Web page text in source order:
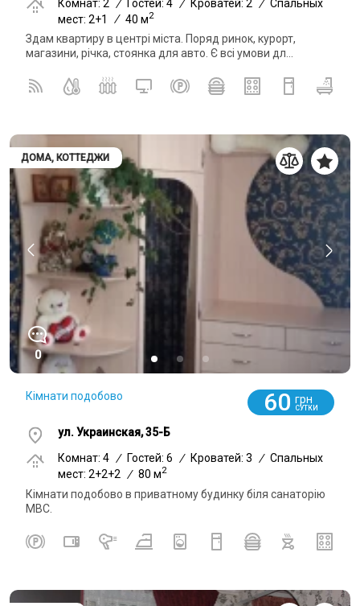
Комнат: 2
/ Гостей: 4 / Кроватей: 2 / Спальных
мест: 2+1
/ 40 м2
Здам квартиру в центрі міста. Поряд ринок, курорт,
магазини, річка, стоянка для авто. Є всі умови дл...
ДОМА, КОТТЕДЖИ
0
Кімнати подобово 60 грн
СУТКИ
ул. Украинская, 35-Б
Комнат: 4 / Гостей: 6 / Кроватей: 3 / Спальных
мест: 2+2+2
/ 80 м2
Кімнати подобово в приватному будинку біля санаторію
МВС.